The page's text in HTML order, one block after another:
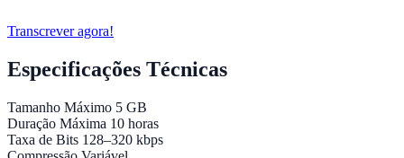
Transcrever agora!
Especificações Técnicas
Tamanho Máximo 5 GB
Duração Máxima 10 horas
Taxa de Bits 128–320 kbps